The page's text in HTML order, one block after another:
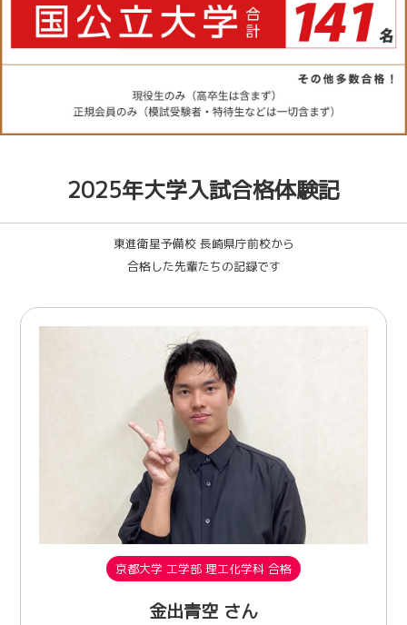
2025年大学入試合格体験記
東進衛星予備校 長崎県庁前校から
合格した先輩たちの記録です
京都大学 工学部 理工化学科 合格
金出青空 さん